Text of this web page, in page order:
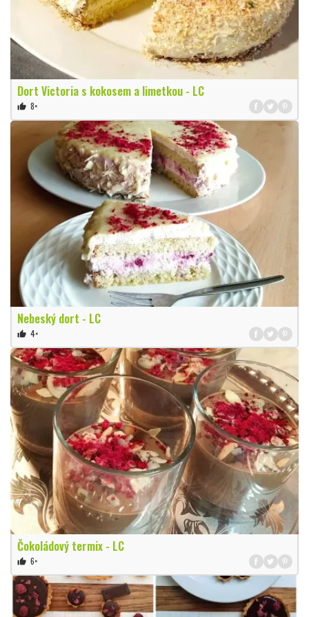
Dort Victoria s kokosem a limetkou - LC
thumb_up 8×
Nebeský dort - LC
thumb_up 4×
Čokoládový termix - LC
thumb_up 6×